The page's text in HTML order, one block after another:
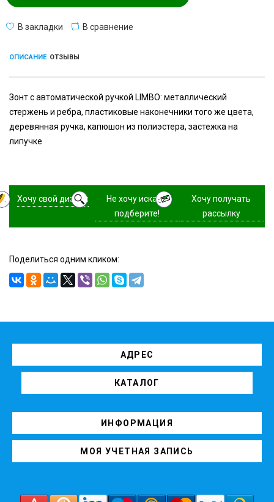
В закладки В сравнение
ОПИСАНИЕ ОТЗЫВЫ
Зонт с автоматической ручкой LIMBO: металлический
стержень и ребра, пластиковые наконечники того же цвета,
деревянная ручка, капюшон из полиэстера, застежка на
липучке
Хочу свой дизайн
Не хочу искать,
подберите!
Хочу получать
рассылку
Поделиться одним кликом:
АДРЕС
КАТАЛОГ
ИНФОРМАЦИЯ
МОЯ УЧЕТНАЯ ЗАПИСЬ